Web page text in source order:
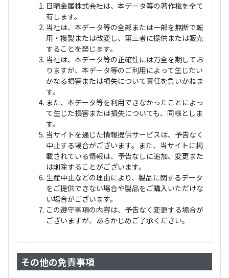
日晴金属株式会社は、本データ等の著作権を全て
有します。
当社は、本データ等の全部または一部を無断で転
用・複製または改変し、第三者に提供または販売
することを禁じます。
当社は、本データ等の正確性には万全を期してお
りますが、本データ等のご利用によって生じたい
かなる損害または損失について責任を負いかねま
す。
また、本データ等を利用できなかったことによっ
て生じた損害または損失についても、同様としま
す。
当サイトを通じた情報提供サービスは、予告なく
中止する場合がございます。また、当サイトに掲
載されている情報は、予告なしに追加、変更また
は削除することがございます。
生産中止などの理由により、製品に関するデータ
をご提供できない場合や製品をご購入いただけな
い場合がございます。
この遵守事項の内容は、予告なく変更する場合が
ございますが、あらかじめご了承ください。
その他の免責事項